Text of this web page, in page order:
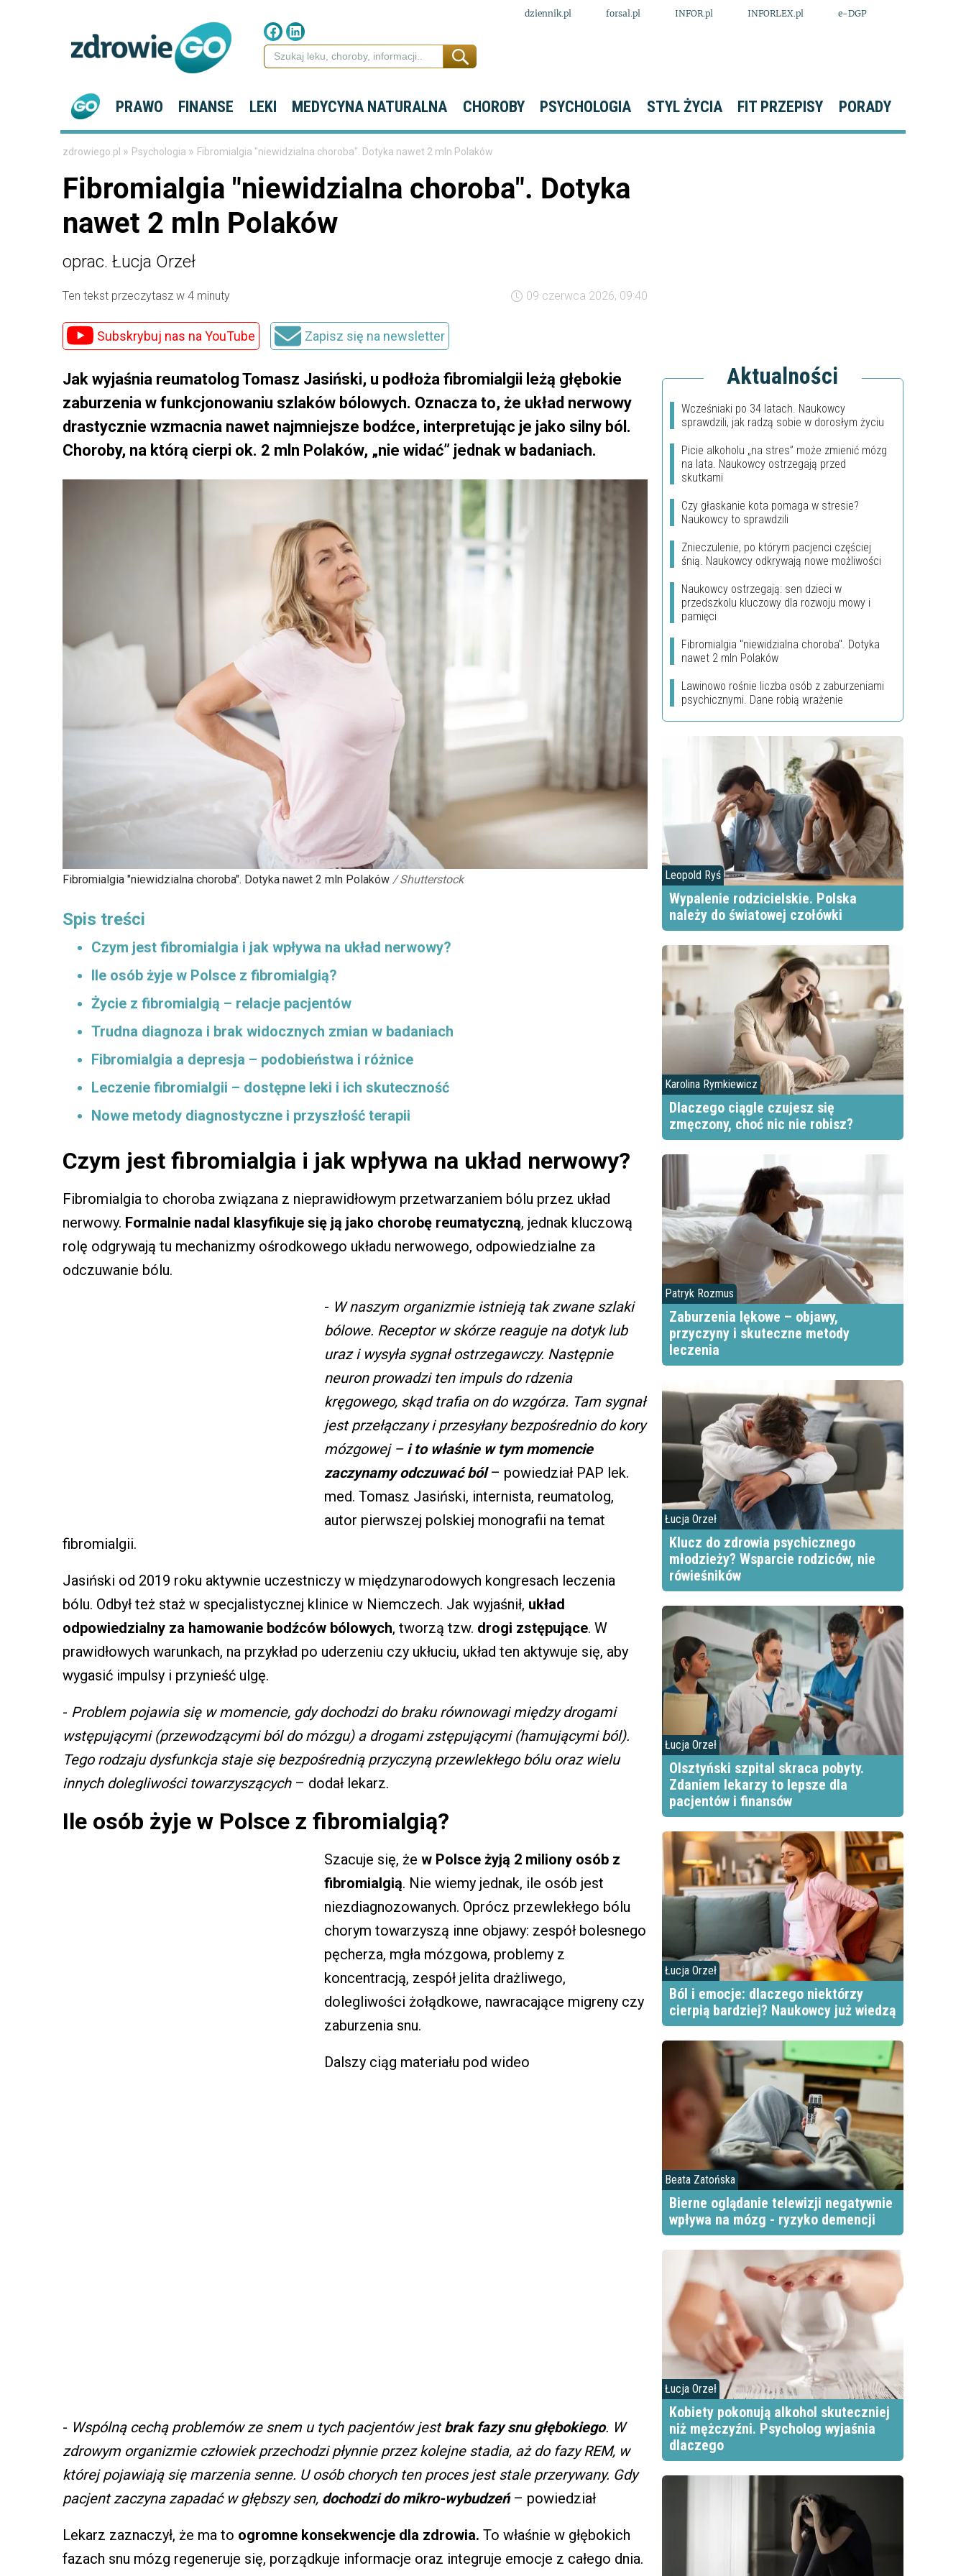
dziennik.pl forsal.pl INFOR.pl INFORLEX.pl e-DGP
PRAWO FINANSE LEKI MEDYCYNA NATURALNA CHOROBY PSYCHOLOGIA STYL ŻYCIA FIT PRZEPISY PORADY
zdrowiego.pl » Psychologia » Fibromialgia "niewidzialna choroba". Dotyka nawet 2 mln Polaków
Fibromialgia "niewidzialna choroba". Dotyka
nawet 2 mln Polaków
oprac. Łucja Orzeł
Ten tekst przeczytasz w 4 minuty 09 czerwca 2026, 09:40
Subskrybuj nas na YouTube Zapisz się na newsletter
Jak wyjaśnia reumatolog Tomasz Jasiński, u podłoża fibromialgii leżą głębokie
zaburzenia w funkcjonowaniu szlaków bólowych. Oznacza to, że układ nerwowy
drastycznie wzmacnia nawet najmniejsze bodźce, interpretując je jako silny ból.
Choroby, na którą cierpi ok. 2 mln Polaków, „nie widać” jednak w badaniach.
Fibromialgia "niewidzialna choroba". Dotyka nawet 2 mln Polaków / Shutterstock
Spis treści
Czym jest fibromialgia i jak wpływa na układ nerwowy?
Ile osób żyje w Polsce z fibromialgią?
Życie z fibromialgią – relacje pacjentów
Trudna diagnoza i brak widocznych zmian w badaniach
Fibromialgia a depresja – podobieństwa i różnice
Leczenie fibromialgii – dostępne leki i ich skuteczność
Nowe metody diagnostyczne i przyszłość terapii
Czym jest fibromialgia i jak wpływa na układ nerwowy?
Fibromialgia to choroba związana z nieprawidłowym przetwarzaniem bólu przez układ
nerwowy. Formalnie nadal klasyfikuje się ją jako chorobę reumatyczną, jednak kluczową
rolę odgrywają tu mechanizmy ośrodkowego układu nerwowego, odpowiedzialne za
odczuwanie bólu.
- W naszym organizmie istnieją tak zwane szlaki
bólowe. Receptor w skórze reaguje na dotyk lub
uraz i wysyła sygnał ostrzegawczy. Następnie
neuron prowadzi ten impuls do rdzenia
kręgowego, skąd trafia on do wzgórza. Tam sygnał
jest przełączany i przesyłany bezpośrednio do kory
mózgowej – i to właśnie w tym momencie
zaczynamy odczuwać ból– powiedział PAP lek.
med. Tomasz Jasiński, internista, reumatolog,
autor pierwszej polskiej monografii na temat
fibromialgii.
Jasiński od 2019 roku aktywnie uczestniczy w międzynarodowych kongresach leczenia
bólu. Odbył też staż w specjalistycznej klinice w Niemczech. Jak wyjaśnił, układ
odpowiedzialny za hamowanie bodźców bólowych, tworzą tzw. drogi zstępujące. W
prawidłowych warunkach, na przykład po uderzeniu czy ukłuciu, układ ten aktywuje się, aby
wygasić impulsy i przynieść ulgę.
- Problem pojawia się w momencie, gdy dochodzi do braku równowagi między drogami
wstępującymi (przewodzącymi ból do mózgu) a drogami zstępującymi (hamującymi ból).
Tego rodzaju dysfunkcja staje się bezpośrednią przyczyną przewlekłego bólu oraz wielu
innych dolegliwości towarzyszących– dodał lekarz.
Ile osób żyje w Polsce z fibromialgią?
Szacuje się, że w Polsce żyją 2 miliony osób z
fibromialgią. Nie wiemy jednak, ile osób jest
niezdiagnozowanych. Oprócz przewlekłego bólu
chorym towarzyszą inne objawy: zespół bolesnego
pęcherza, mgła mózgowa, problemy z
koncentracją, zespół jelita drażliwego,
dolegliwości żołądkowe, nawracające migreny czy
zaburzenia snu.
Dalszy ciąg materiału pod wideo
- Wspólną cechą problemów ze snem u tych pacjentów jestbrak fazy snu głębokiego. W
zdrowym organizmie człowiek przechodzi płynnie przez kolejne stadia, aż do fazy REM, w
której pojawiają się marzenia senne. U osób chorych ten proces jest stale przerywany. Gdy
pacjent zaczyna zapadać w głębszy sen, dochodzi do mikro-wybudzeń – powiedział
Lekarz zaznaczył, że ma to ogromne konsekwencje dla zdrowia. To właśnie w głębokich
fazach snu mózg regeneruje się, porządkuje informacje oraz integruje emocje z całego dnia.
Aktualności
Wcześniaki po 34 latach. Naukowcy
sprawdzili, jak radzą sobie w dorosłym życiu
Picie alkoholu „na stres” może zmienić mózg
na lata. Naukowcy ostrzegają przed
skutkami
Czy głaskanie kota pomaga w stresie?
Naukowcy to sprawdzili
Znieczulenie, po którym pacjenci częściej
śnią. Naukowcy odkrywają nowe możliwości
Naukowcy ostrzegają: sen dzieci w
przedszkolu kluczowy dla rozwoju mowy i
pamięci
Fibromialgia "niewidzialna choroba". Dotyka
nawet 2 mln Polaków
Lawinowo rośnie liczba osób z zaburzeniami
psychicznymi. Dane robią wrażenie
Leopold Ryś
Wypalenie rodzicielskie. Polska
należy do światowej czołówki
Karolina Rymkiewicz
Dlaczego ciągle czujesz się
zmęczony, choć nic nie robisz?
Patryk Rozmus
Zaburzenia lękowe – objawy,
przyczyny i skuteczne metody
leczenia
Łucja Orzeł
Klucz do zdrowia psychicznego
młodzieży? Wsparcie rodziców, nie
rówieśników
Łucja Orzeł
Olsztyński szpital skraca pobyty.
Zdaniem lekarzy to lepsze dla
pacjentów i finansów
Łucja Orzeł
Ból i emocje: dlaczego niektórzy
cierpią bardziej? Naukowcy już wiedzą
Beata Zatońska
Bierne oglądanie telewizji negatywnie
wpływa na mózg - ryzyko demencji
Łucja Orzeł
Kobiety pokonują alkohol skuteczniej
niż mężczyźni. Psycholog wyjaśnia
dlaczego